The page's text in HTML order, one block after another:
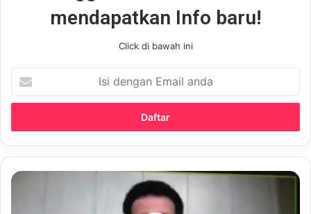
mendapatkan Info baru!
Click di bawah ini
dengan
Email
Mempertanyakan